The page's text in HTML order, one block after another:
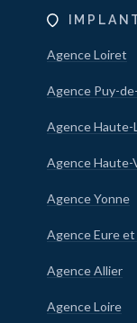
Agence Loiret
Agence Puy-
Agence Haute-
Agence Haute-
Agence Yonne
Agence Eure et
Agence Allier
Agence Loire